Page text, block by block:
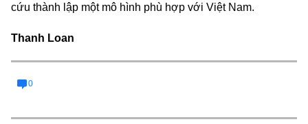
cứu thành lập một mô hình phù hợp với Việt Nam.
Thanh Loan
0